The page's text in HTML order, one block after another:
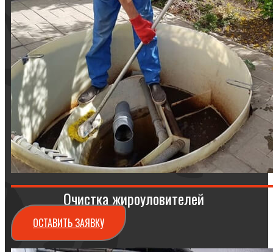
Очистка жироуловителей
ОСТАВИТЬ ЗАЯВКУ